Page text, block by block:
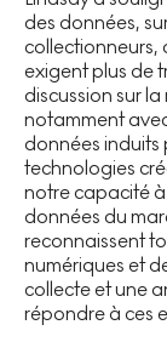
des données,
collectionneurs,
exigent plus de
discussion sur
notamment
données induits
technologies
notre capacité à
données du
reconnaissent
numériques et
collecte et une
répondre à ces